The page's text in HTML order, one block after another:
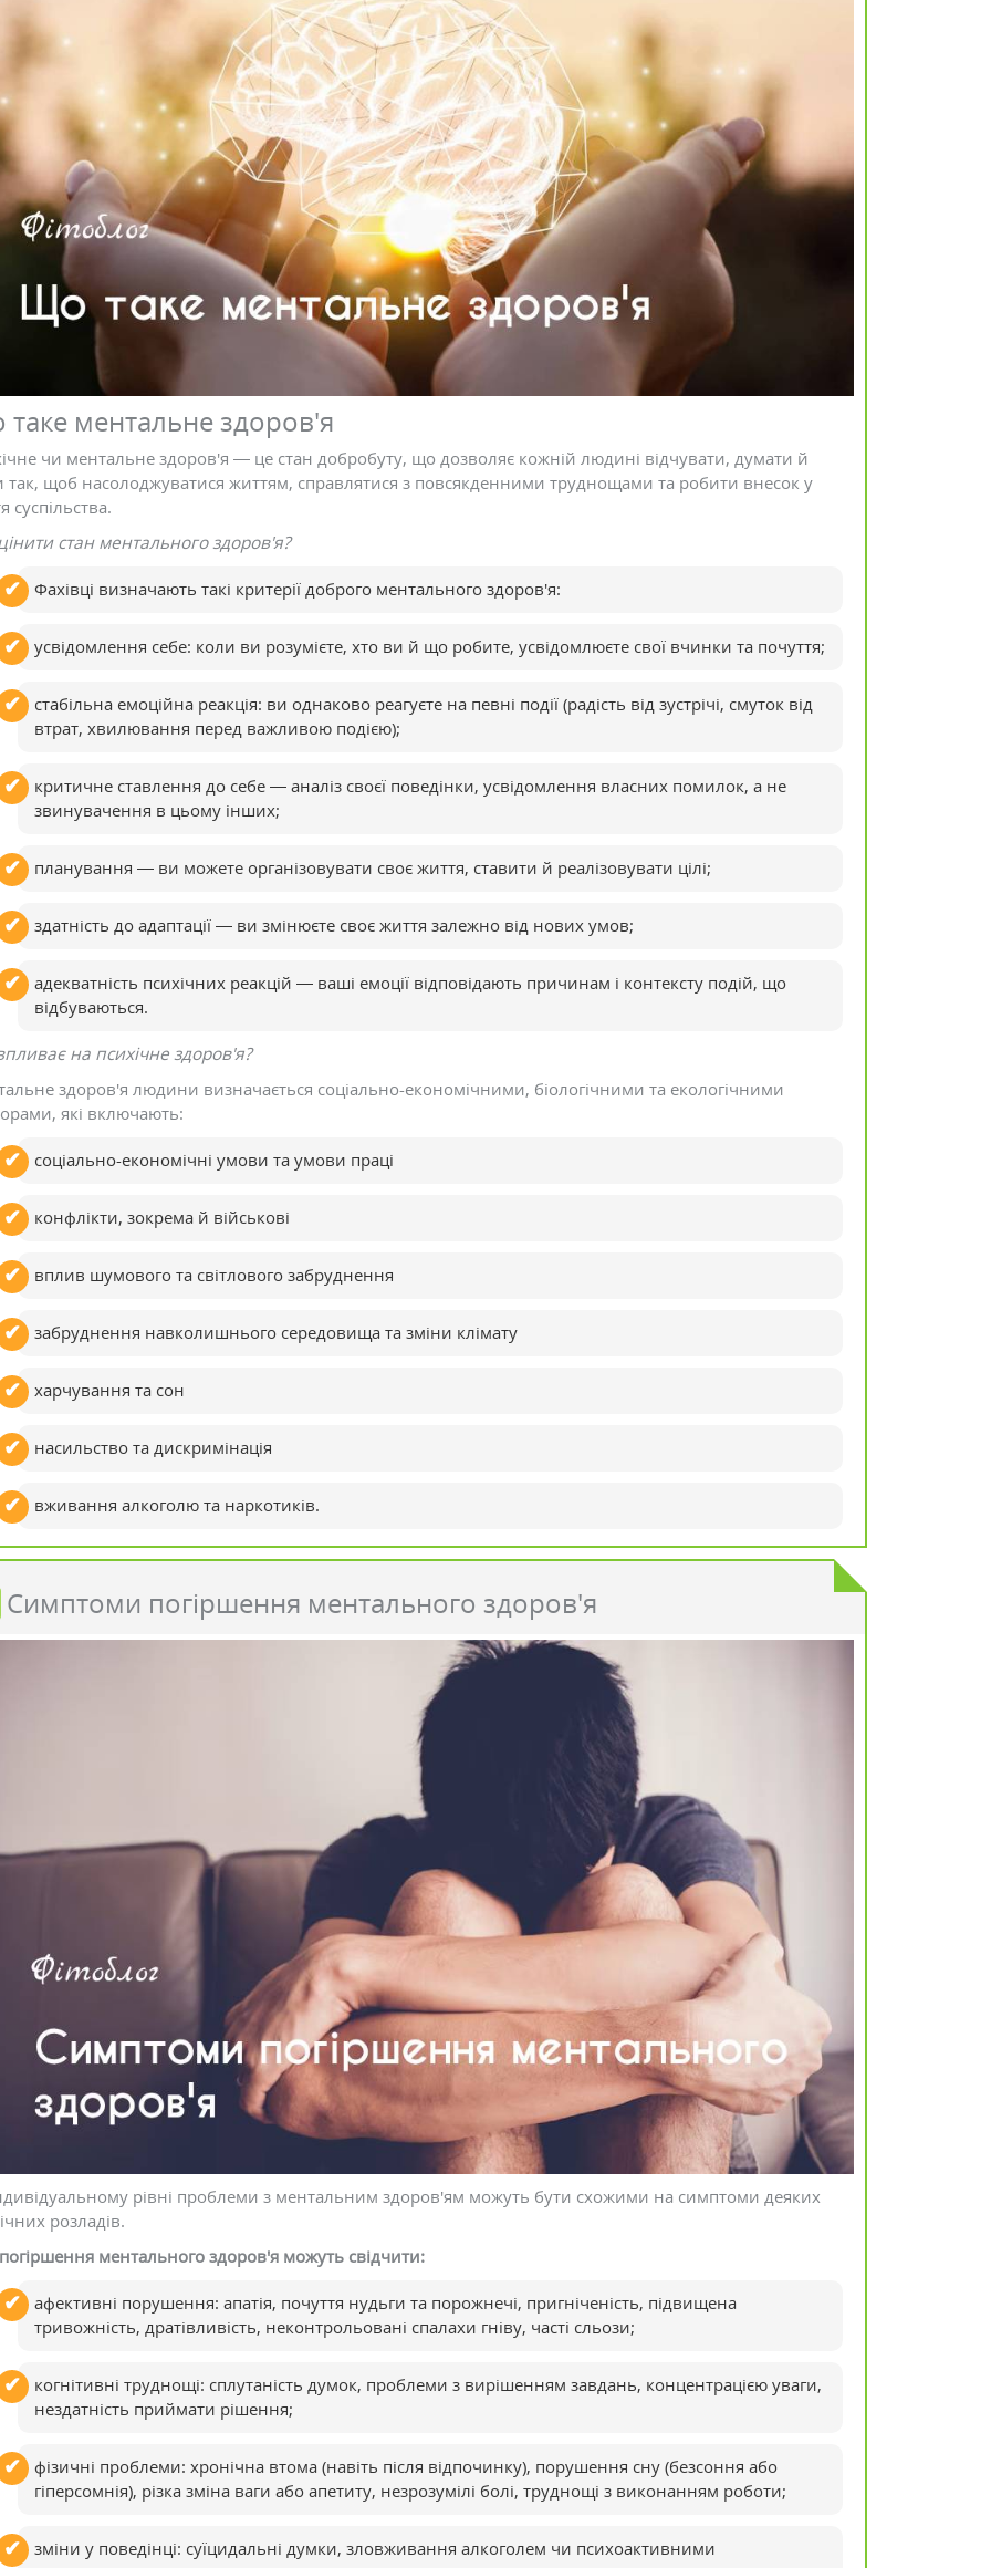
і як вони
0
Чому червоніє обличчя і чи
можна це прибрати
Коментарів: 0
Детокс: програми та препарати
для очистки організму
Коментарів: 0
ментальне здоров'я
чи ментальне здоров'я — це стан добробуту, що дозволяє кожній людині відчувати, думати й
так, щоб насолоджуватися життям, справлятися з повсякденними труднощами та робити внесок у
суспільства.
стан ментального здоров'я?
Фахівці визначають такі критерії доброго ментального здоров'я:
усвідомлення себе: коли ви розумієте, хто ви й що робите, усвідомлюєте свої вчинки та почуття;
стабільна емоційна реакція: ви однаково реагуєте на певні події (радість від зустрічі, смуток від
втрат, хвилювання перед важливою подією);
критичне ставлення до себе — аналіз своєї поведінки, усвідомлення власних помилок, а не
звинувачення в цьому інших;
планування — ви можете організовувати своє життя, ставити й реалізовувати цілі;
здатність до адаптації — ви змінюєте своє життя залежно від нових умов;
адекватність психічних реакцій — ваші емоції відповідають причинам і контексту подій, що
відбуваються.
на психічне здоров'я?
здоров'я людини визначається соціально-економічними, біологічними та екологічними
які включають:
соціально-економічні умови та умови праці
конфлікти, зокрема й військові
вплив шумового та світлового забруднення
забруднення навколишнього середовища та зміни клімату
харчування та сон
насильство та дискримінація
вживання алкоголю та наркотиків.
Симптоми погіршення ментального здоров'я
рівні проблеми з ментальним здоров'ям можуть бути схожими на симптоми деяких
розладів.
ментального здоров'я можуть свідчити:
афективні порушення: апатія, почуття нудьги та порожнечі, пригніченість, підвищена
тривожність, дратівливість, неконтрольовані спалахи гніву, часті сльози;
когнітивні труднощі: сплутаність думок, проблеми з вирішенням завдань, концентрацією уваги,
нездатність приймати рішення;
фізичні проблеми: хронічна втома (навіть після відпочинку), порушення сну (безсоння або
гіперсомнія), різка зміна ваги або апетиту, незрозумілі болі, труднощі з виконанням роботи;
зміни у поведінці: суїцидальні думки, зловживання алкоголем чи психоактивними